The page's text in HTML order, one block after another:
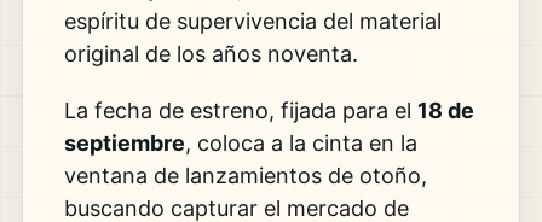
espíritu de supervivencia del material
original de los años noventa.
La fecha de estreno, fijada para el 18 de
septiembre, coloca a la cinta en la
ventana de lanzamientos de otoño,
buscando capturar el mercado de